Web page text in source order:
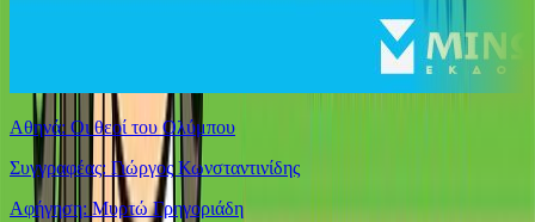
Αθηνά: Οι θεοί του Ολύμπου
Συγγραφέας: Γιώργος Κωνσταντινίδης
Αφήγηση: Μυρτώ Γρηγοριάδη